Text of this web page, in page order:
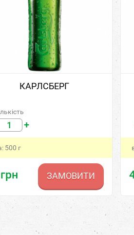
КАРЛСБЕРГ
+
500 г
грн ЗАМОВИТИ